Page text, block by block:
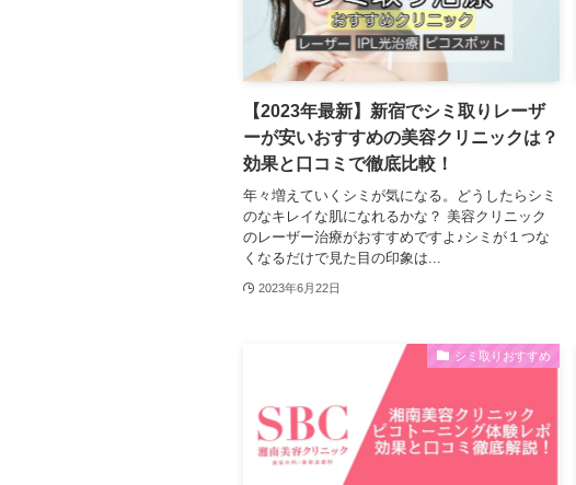
【2023年最新】新宿でシミ取りレーザ
ーが安いおすすめの美容クリニックは？
効果と口コミで徹底比較！
年々増えていくシミが気になる。どうしたらシミ
のなキレイな肌になれるかな？ 美容クリニック
のレーザー治療がおすすめですよ♪シミが１つな
くなるだけで見た目の印象は...
2023年6月22日
シミ取りおすすめ